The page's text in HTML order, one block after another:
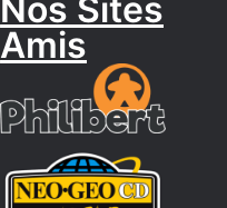
Nos Sites
Amis